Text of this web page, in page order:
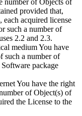
provided that,
each acquired license
such a number of
2.2 and 2.3.
medium You have
such a number of
package
You have the right
of Object(s) of
the License to the